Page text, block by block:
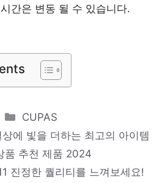
제품 2024
간입니다! 인기 상품 추천
제품 2024
특별한 제품 인기 상품 추
제품 2024
msig27cq4
더하는 제품 인기 상품 추천
간은 변동 될 수 있습니다.
Categories
CUPAS
에 빛을 더하는 최고의 아이템
품 추천 제품 2024
진정한 퀄리티를 느껴보세요!